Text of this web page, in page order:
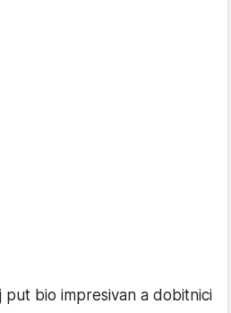
put bio impresivan a dobitnici